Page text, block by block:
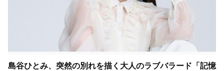
島谷ひとみ、突然の別れを描く大人のラブバラード「記憶